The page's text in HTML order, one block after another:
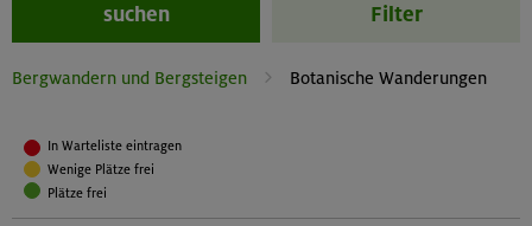
suchen Filter
Bergwandern und Bergsteigen Botanische Wanderungen
In Warteliste eintragen
Wenige Plätze frei
Plätze frei